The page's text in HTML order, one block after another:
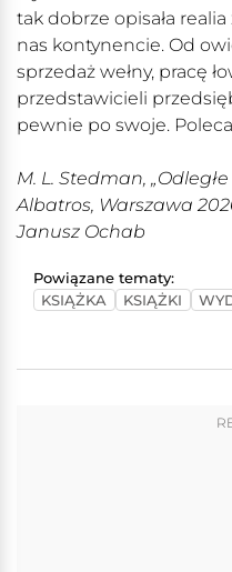
tak dobrze opisała
nas kontynencie. Od
sprzedaż wełny, pracę
przedstawicieli
pewnie po swoje.
M. L. Stedman,
Albatros, Warszawa
Janusz Ochab
Powiązane tematy:
KSIĄŻKA
KSIĄŻKI